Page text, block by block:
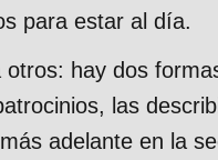
para estar al día.
otros: hay dos
las
adelante en la